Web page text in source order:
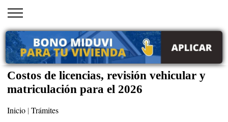
INICIO
AYUDAS
ECONÓMICAS
VACANTES
EN EEUU
SACA
TU
VISA
EMPLEOS
TRÁMITES
PRÉSTAMOS
CURSOS
HOGAR
BELLEZA
Costos de licencias, revisión vehicular y
matriculación para el 2026
Inicio | Trámites